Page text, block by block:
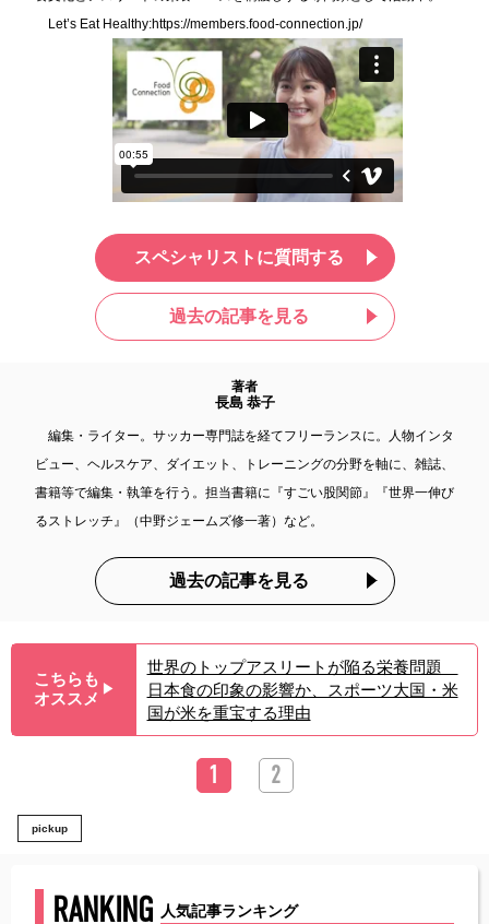
Let’s Eat Healthy:https://members.food-connection.jp/
スペシャリストに質問する
過去の記事を見る
著者
長島 恭子
編集・ライター。サッカー専門誌を経てフリーランスに。人物インタ
ビュー、ヘルスケア、ダイエット、トレーニングの分野を軸に、雑誌、
書籍等で編集・執筆を行う。担当書籍に『すごい股関節』『世界一伸び
るストレッチ』（中野ジェームズ修一著）など。
過去の記事を見る
こちらも
オススメ ▶︎
世界のトップアスリートが陥る栄養問題
日本食の印象の影響か、スポーツ大国・米
国が米を重宝する理由
1 2
pickup
RANKING 人気記事ランキング